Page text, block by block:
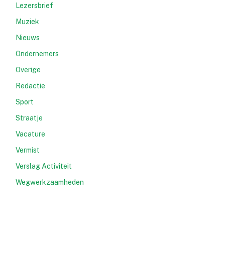
Lezersbrief
Muziek
Nieuws
Ondernemers
Overige
Redactie
Sport
Straatje
Vacature
Vermist
Verslag Activiteit
Wegwerkzaamheden